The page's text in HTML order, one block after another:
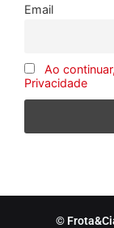
Email
Ao
Privacidade
©